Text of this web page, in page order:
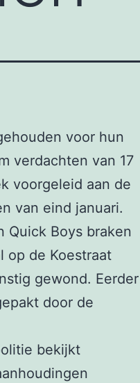
voor hun
verdachten van 17
voorgeleid aan de
van eind januari.
Quick Boys braken
op de Koestraat
gewond. Eerder
door de
bekijkt